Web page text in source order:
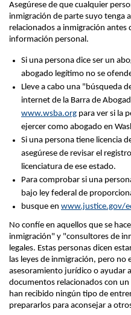
Asegúrese de que cualquier
inmigración de parte suyo tenga
relacionados a inmigración antes
información personal.
Si una persona dice ser un
abogado legítimo no se
Lleve a cabo una "búsqueda
internet de la Barra de
www.wsba.org para ver si la
ejercer como abogado en
Si una persona tiene licencia
asegúrese de revisar el
licenciatura de ese estado.
Para comprobar si una
bajo ley federal de
busque en www.justice.gov/
No confíe en aquellos que se
inmigración" y "consultores de
legales. Estas personas dicen
las leyes de inmigración, pero
asesoramiento jurídico o ayudar
documentos relacionados con
han recibido ningún tipo de
prepararlos para aconsejar a